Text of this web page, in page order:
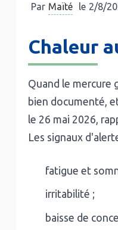
Par Maïté le 2/8/
Chaleur
Quand le mercure
bien documenté,
le 26 mai 2026,
Les signaux
fatigue et
irritabilité ;
baisse de